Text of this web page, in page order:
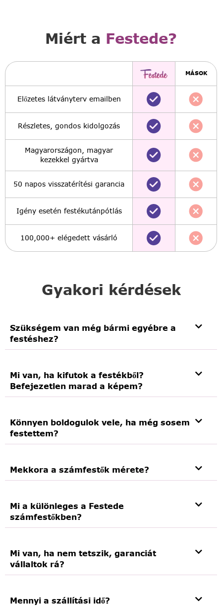
Gyakori kérdések
Szükségem van még bármi egyébre a
festéshez?
Mi van, ha kifutok a festékből?
Befejezetlen marad a képem?
Könnyen boldogulok vele, ha még sosem
festettem?
Mekkora a számfestők mérete?
Mi a különleges a Festede
számfestőkben?
Mi van, ha nem tetszik, garanciát
vállaltok rá?
Mennyi a szállítási idő?
Miért a Festede?
MÁSOK
Előzetes látványterv emailben
Részletes, gondos kidolgozás
Magyarországon, magyar
kezekkel gyártva
50 napos visszatérítési garancia
Igény esetén festékutánpótlás
100,000+ elégedett vásárló